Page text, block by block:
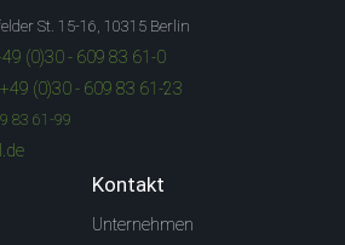
St. 15-16, 10315 Berlin
(0)30 - 609 83 61-0
+49 (0)30 - 609 83 61-23
83 61-99
Kontakt
Unternehmen